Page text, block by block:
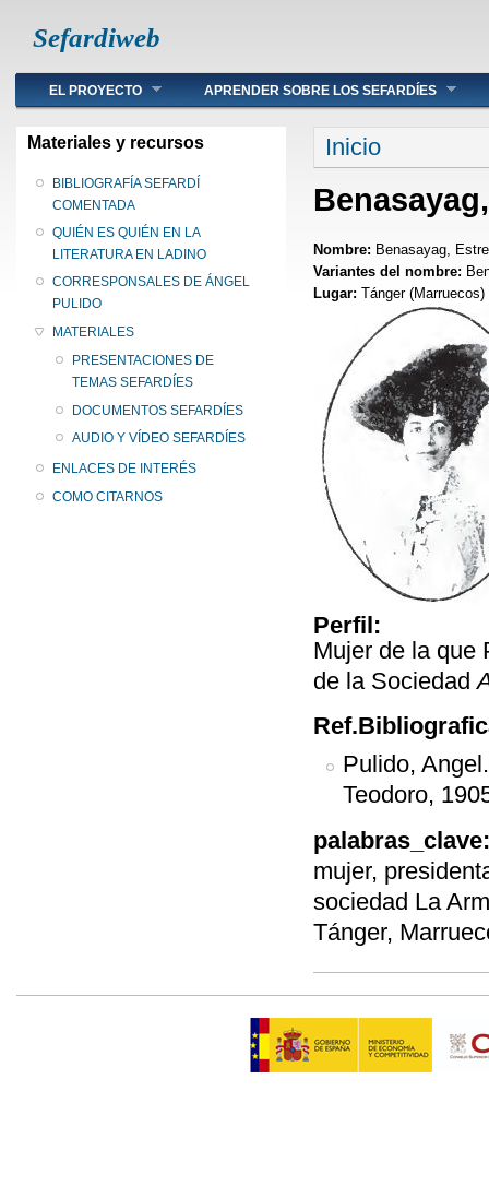
Sefardiweb
Main menu
EL PROYECTO APRENDER SOBRE LOS SEFARDÍES
Materiales y recursos
BIBLIOGRAFÍA SEFARDÍ
COMENTADA
QUIÉN ES QUIÉN EN LA
LITERATURA EN LADINO
CORRESPONSALES DE ÁNGEL
PULIDO
MATERIALES
PRESENTACIONES DE
TEMAS SEFARDÍES
DOCUMENTOS SEFARDÍES
AUDIO Y VÍDEO SEFARDÍES
ENLACES DE INTERÉS
COMO CITARNOS
Se encuentra
Inicio
Nombre: Benasayag,
Variantes del nombre:
Lugar: Tánger (Marruecos)
Perfil:
Mujer de la que
de la Sociedad
Pulido,
Teodoro,
mujer,
sociedad La
Tánger,